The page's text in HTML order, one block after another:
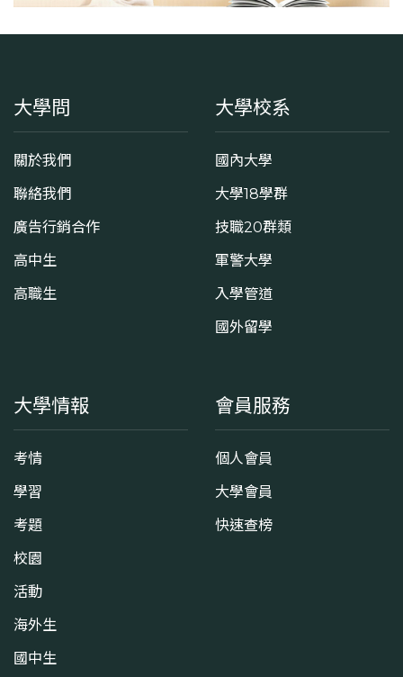
大學問
關於我們
聯絡我們
廣告行銷合作
高中生
高職生
大學校系
國內大學
大學18學群
技職20群類
軍警大學
入學管道
國外留學
大學情報
考情
學習
考題
校園
活動
海外生
國中生
會員服務
個人會員
大學會員
快速查榜